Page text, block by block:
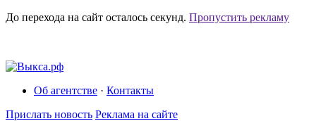
До перехода на сайт осталось секунд. Пропустить рекламу
Об агентстве · Контакты
Прислать новость Реклама на сайте